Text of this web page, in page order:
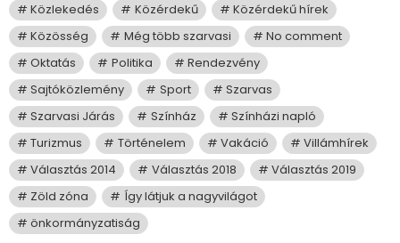
Közlekedés
Közérdekű
Közérdekű hírek
Közösség
Még több szarvasi
No comment
Oktatás
Politika
Rendezvény
Sajtóközlemény
Sport
Szarvas
Szarvasi Járás
Színház
Színházi napló
Turizmus
Történelem Vakáció
Villámhírek
Választás 2014
Választás 2018
Választás 2019
Zöld zóna
Így látjuk a nagyvilágot
önkormányzatiság